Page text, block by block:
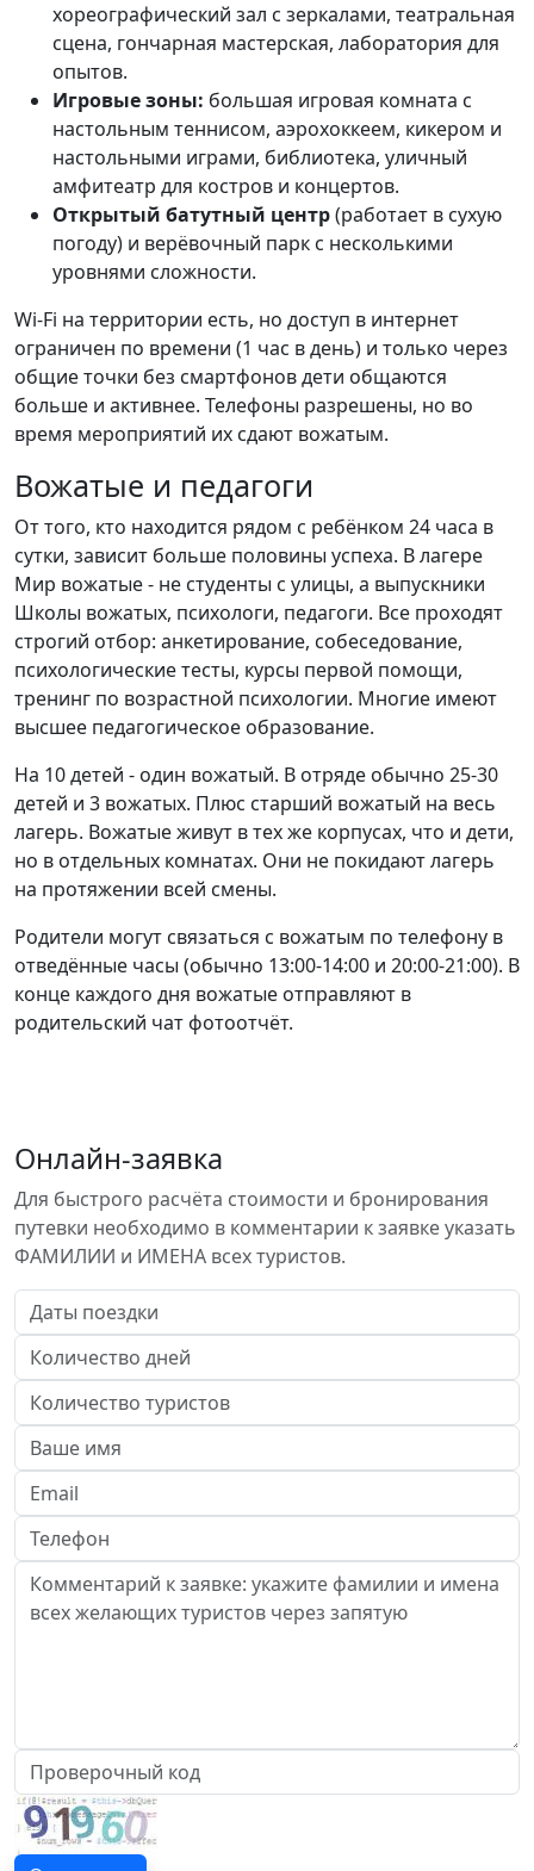
хореографический зал с зеркалами, театральная
сцена, гончарная мастерская, лаборатория для
опытов.
Игровые зоны: большая игровая комната с
настольным теннисом, аэрохоккеем, кикером и
настольными играми, библиотека, уличный
амфитеатр для костров и концертов.
Открытый батутный центр(работает в сухую
погоду) и верёвочный парк с несколькими
уровнями сложности.
Wi-Fi на территории есть, но доступ в интернет
ограничен по времени (1 час в день) и только через
общие точки без смартфонов дети общаются
больше и активнее. Телефоны разрешены, но во
время мероприятий их сдают вожатым.
Вожатые и педагоги
От того, кто находится рядом с ребёнком 24 часа в
сутки, зависит больше половины успеха. В лагере
Мир вожатые - не студенты с улицы, а выпускники
Школы вожатых, психологи, педагоги. Все проходят
строгий отбор: анкетирование, собеседование,
психологические тесты, курсы первой помощи,
тренинг по возрастной психологии. Многие имеют
высшее педагогическое образование.
На 10 детей - один вожатый. В отряде обычно 25-30
детей и 3 вожатых. Плюс старший вожатый на весь
лагерь. Вожатые живут в тех же корпусах, что и дети,
но в отдельных комнатах. Они не покидают лагерь
на протяжении всей смены.
Родители могут связаться с вожатым по телефону в
отведённые часы (обычно 13:00-14:00 и 20:00-21:00). В
конце каждого дня вожатые отправляют в
родительский чат фотоотчёт.
Онлайн-заявка
Для быстрого расчёта стоимости и бронирования
путевки необходимо в комментарии к заявке указать
ФАМИЛИИ и ИМЕНА всех туристов.